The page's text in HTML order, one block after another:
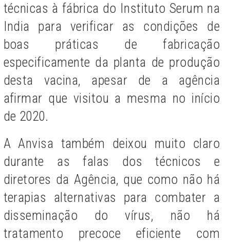
técnicas à fábrica do Instituto Serum na
India para verificar as condições de
boas práticas de fabricação
especificamente da planta de produção
desta vacina, apesar de a agência
afirmar que visitou a mesma no início
de 2020.
A Anvisa também deixou muito claro
durante as falas dos técnicos e
diretores da Agência, que como não há
terapias alternativas para combater a
disseminação do vírus, não há
tratamento precoce eficiente com